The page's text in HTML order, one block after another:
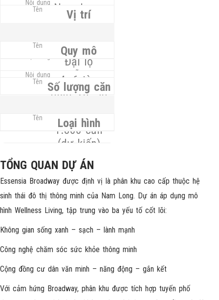
Nam Long
Group
Vị trí
Đại lộ
Nguyễn Văn
Linh, Nam
TP.HCM
Quy mô
4–6 tòa
tháp, 20–30
Số lượng căn
1.200 –
1.800 căn
(dự kiến)
Loại hình
Wellness,
Duplex,
Shophouse
Diện tích căn
45–95m² (1–
3PN)
Pháp lý
Hoàn thiện
theo từng
phân kỳ
Thời gian bàn
giao
Giá bán
Từ 7x
TỔNG QUAN DỰ ÁN
Essensia Broadway được định vị là phân khu cao cấp thuộc hệ
sinh thái đô thị thông minh của Nam Long. Dự án áp dụng mô
hình Wellness Living, tập trung vào ba yếu tố cốt lõi:
Không gian sống xanh – sạch – lành mạnh
Công nghệ chăm sóc sức khỏe thông minh
Cộng đồng cư dân văn minh – năng động – gắn kết
Với cảm hứng Broadway, phân khu được tích hợp tuyến phố